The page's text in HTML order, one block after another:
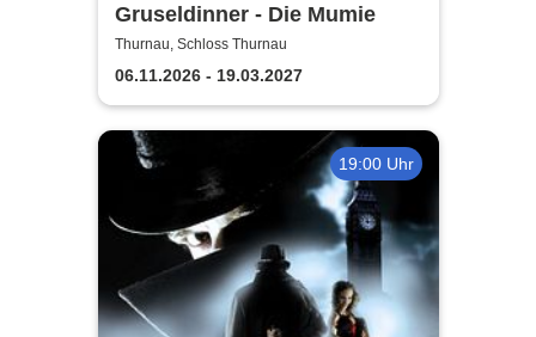
Gruseldinner - Die Mumie
Thurnau, Schloss Thurnau
06.11.2026 - 19.03.2027
19:00 Uhr